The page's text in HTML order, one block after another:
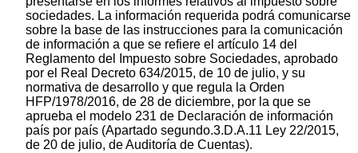
sociedades. La información requerida podrá comunicarse
sobre la base de las instrucciones para la comunicación
de información a que se refiere el artículo 14 del
Reglamento del Impuesto sobre Sociedades, aprobado
por el Real Decreto 634/2015, de 10 de julio, y su
normativa de desarrollo y que regula la Orden
HFP/1978/2016, de 28 de diciembre, por la que se
aprueba el modelo 231 de Declaración de información
país por país (Apartado segundo.3.D.A.11 Ley 22/2015,
de 20 de julio, de Auditoría de Cuentas).